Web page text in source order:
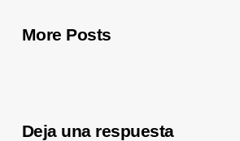
More Posts
Deja una respuesta